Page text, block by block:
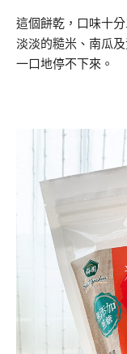
這個餅乾，口味十
淡淡的糙米、南瓜
一口地停不下來。